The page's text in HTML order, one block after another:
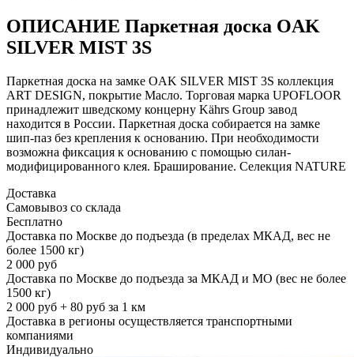
ОПИСАНИЕ Паркетная доска OAK
SILVER MIST 3S
Паркетная доска на замке OAK SILVER MIST 3S коллекция
ART DESIGN, покрытие Масло. Торговая марка UPOFLOOR
принадлежит шведскому концерну Kährs Group завод
находится в России. Паркетная доска собирается на замке
шип-паз без крепления к основанию. При необходимости
возможна фиксация к основанию с помощью силан-
модифицированного клея. Браширование. Селекция NATURE
Доставка
Самовывоз со склада
Бесплатно
Доставка по Москве до подъезда (в пределах МКАД, вес не
более 1500 кг)
2 000 руб
Доставка по Москве до подъезда за МКАД и МО (вес не более
1500 кг)
2 000 руб + 80 руб за 1 км
Доставка в регионы осуществляется транспортными
компаниями
Индивидуально